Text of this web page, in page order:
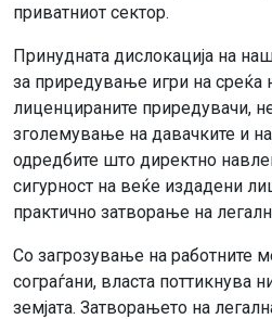
приватниот сектор.
Принудната дислокација на
за приредување игри на среќа
лиценцираните приредувачи,
зголемување на давачките и
одредбите што директно
сигурност на веќе издадени
практично затворање на
Со загрозување на работните
сограѓани, власта поттикнува
земјата. Затворањето на